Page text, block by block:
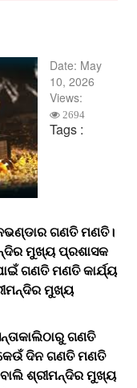
Date: May
10, 2026
Views:
2694
Tags :
ଗଣତି ମଣତି।
ମୁଖ୍ୟ ପ୍ରଶାସକ
ଗଣତି ମଣତି କାର୍ଯ୍ୟ
ମୁଖ୍ୟ
ଗଣତି
ଦିନ ଗଣତି ମଣତି
ଶ୍ରୀମନ୍ଦିର ମୁଖ୍ୟ